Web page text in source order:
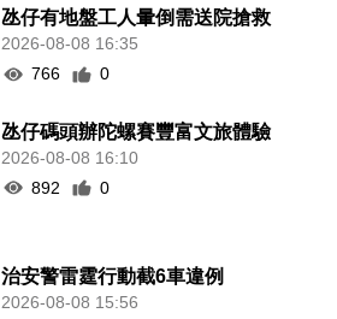
氹仔有地盤工人暈倒需送院搶救
2026-08-08 16:35
766
0
氹仔碼頭辦陀螺賽豐富文旅體驗
2026-08-08 16:10
892
0
治安警雷霆行動截6車違例
2026-08-08 15:56